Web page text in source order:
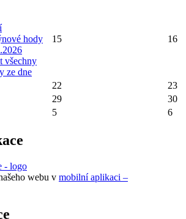
hody
všechny
ze dne
15 16
22
23
29
30
5 6
webu v mobilní aplikaci –